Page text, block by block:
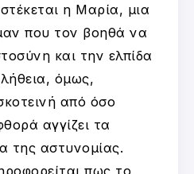
η Μαρία, μια
που τον βοηθά να
και την ελπίδα
όμως,
από όσο
αγγίζει τα
της αστυνομίας.
πως το